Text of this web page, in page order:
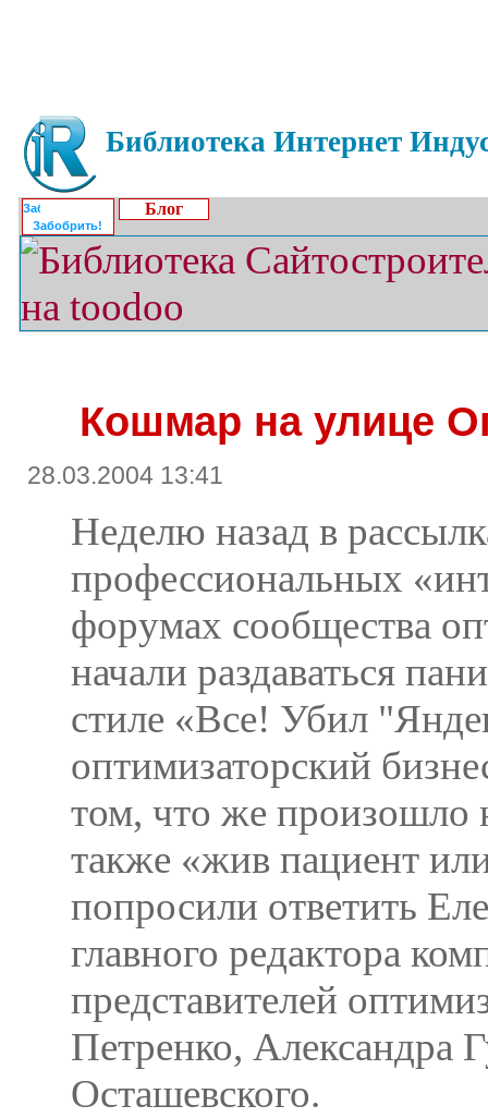
Библиотека Интернет
Забобрить!
Блог
Кошмар на улице
28.03.2004 13:41
Неделю назад в
профессиональных
форумах сообщества
начали раздаваться
стиле «Все! Убил
оптимизаторский
том, что же произошло
также «жив пациент
попросили ответить
главного редактора
представителей
Петренко, Александра
Осташевского.